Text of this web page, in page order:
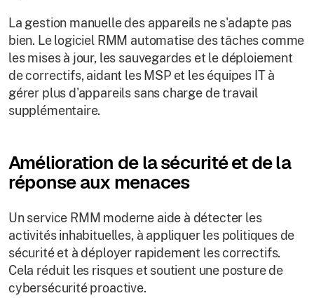
La gestion manuelle des appareils ne s'adapte pas
bien. Le logiciel RMM automatise des tâches comme
les mises à jour, les sauvegardes et le déploiement
de correctifs, aidant les MSP et les équipes IT à
gérer plus d'appareils sans charge de travail
supplémentaire.
Amélioration de la sécurité et de la
réponse aux menaces
Un service RMM moderne aide à détecter les
activités inhabituelles, à appliquer les politiques de
sécurité et à déployer rapidement les correctifs.
Cela réduit les risques et soutient une posture de
cybersécurité proactive.